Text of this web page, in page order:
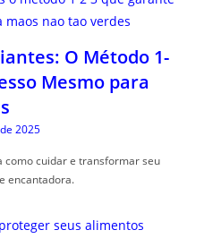
O Método 1-
Mesmo para
2025
como cuidar e transformar seu
encantadora.